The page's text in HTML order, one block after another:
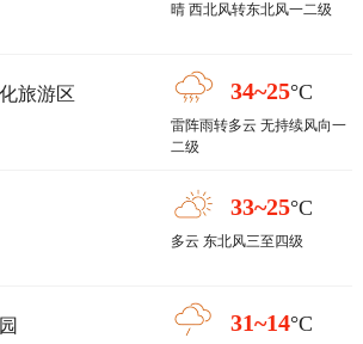
晴 西北风转东北风一二级
旅游区 34~25°C
雷阵雨转多云 无持续风向一
二级
33~25°C
多云 东北风三至四级
31~14°C